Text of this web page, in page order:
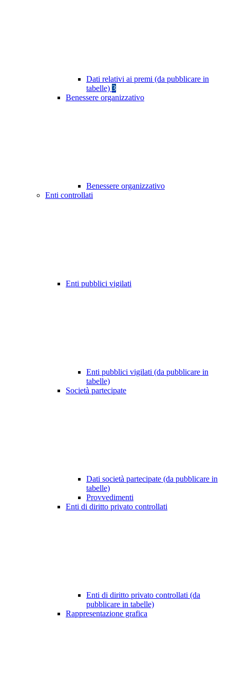
Dati relativi ai premi (da pubblicare in
tabelle) 3
Benessere organizzativo
Benessere organizzativo
Enti controllati
Enti pubblici vigilati
Enti pubblici vigilati (da pubblicare in
tabelle)
Società partecipate
Dati società partecipate (da pubblicare in
tabelle)
Provvedimenti
Enti di diritto privato controllati
Enti di diritto privato controllati (da
pubblicare in tabelle)
Rappresentazione grafica